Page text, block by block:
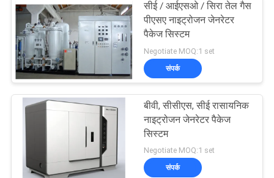
सीई / आईएसओ / सिरा तेल गैस
पीएसए नाइट्रोजन जेनरेटर
पैकेज सिस्टम
Negotiate MOQ:1 set
संपर्क
बीवी, सीसीएस, सीई रासायनिक
नाइट्रोजन जेनरेटर पैकेज
सिस्टम
Negotiate MOQ:1 set
संपर्क